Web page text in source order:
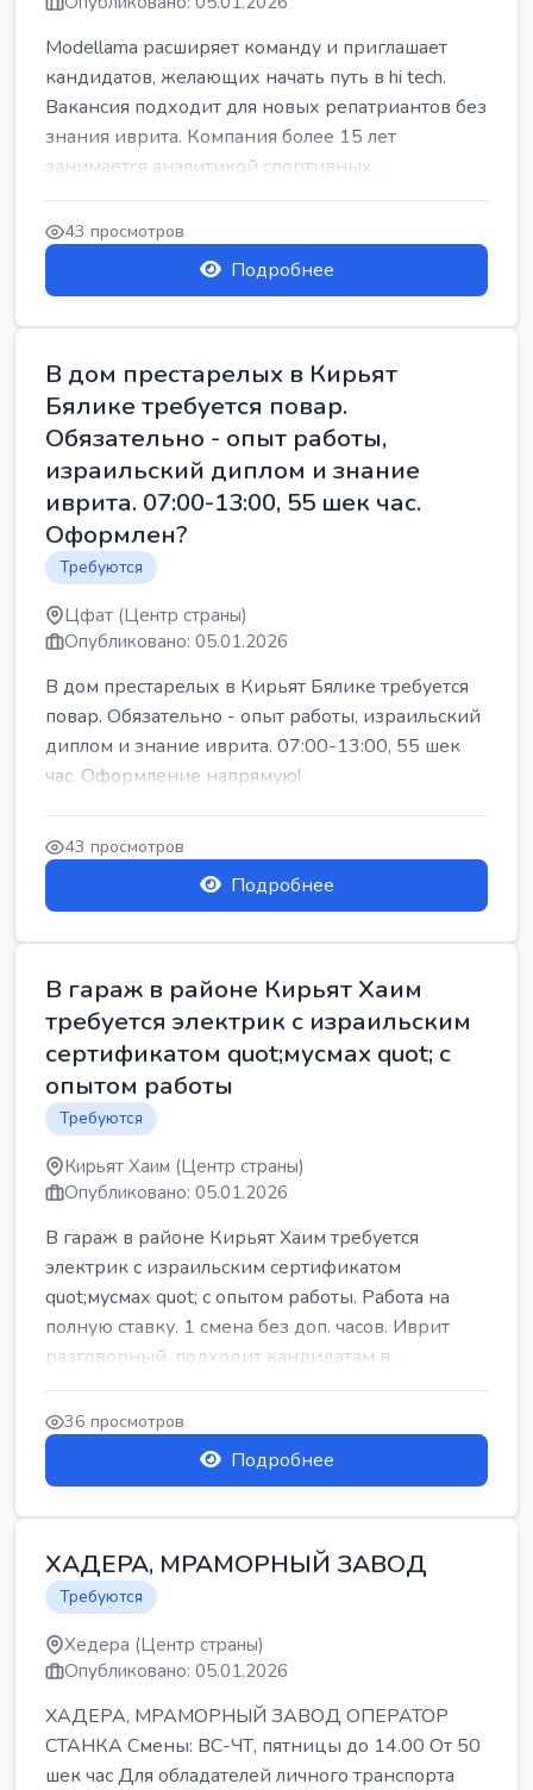
Modellama расширяет команду и приглашает
кандидатов, желающих начать путь в hi tech.
Вакансия подходит для новых репатриантов без
знания иврита. Компания более 15 лет
занимается аналитикой спортивных ...
43 просмотров
Подробнее
В дом престарелых в Кирьят
Бялике требуется повар.
Обязательно - опыт работы,
израильский диплом и знание
иврита. 07:00-13:00, 55 шек час.
Оформлен?
Требуются
Цфат (Центр страны)
Опубликовано: 05.01.2026
В дом престарелых в Кирьят Бялике требуется
повар. Обязательно - опыт работы, израильский
диплом и знание иврита. 07:00-13:00, 55 шек
час. Оформление напрямую!
43 просмотров
Подробнее
В гараж в районе Кирьят Хаим
требуется электрик с израильским
сертификатом quot;мусмах quot; с
опытом работы
Требуются
Кирьят Хаим (Центр страны)
Опубликовано: 05.01.2026
В гараж в районе Кирьят Хаим требуется
электрик с израильским сертификатом
quot;мусмах quot; с опытом работы. Работа на
полную ставку. 1 смена без доп. часов. Иврит
разговорный. подходит кандидатам в ...
36 просмотров
Подробнее
ХАДЕРА, МРАМОРНЫЙ ЗАВОД
Требуются
Хедера (Центр страны)
Опубликовано: 05.01.2026
ХАДЕРА, МРАМОРНЫЙ ЗАВОД ОПЕРАТОР
СТАНКА Смены: ВС-ЧТ, пятницы до 14.00 От 50
шек час Для обладателей личного транспорта